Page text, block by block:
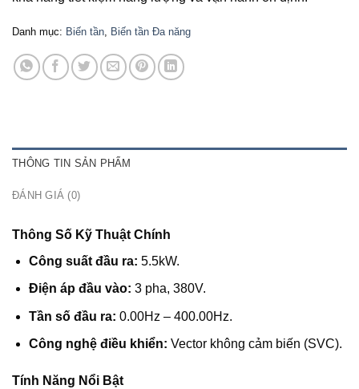
Danh mục: Biến tần Biến tần Đa năng
THÔNG TIN SẢN PHẨM
ĐÁNH GIÁ (0)
Thông Số Kỹ Thuật Chính
Công suất đầu ra: 5.5kW.
Điện áp đầu vào: 3 pha, 380V.
Tần số đầu ra: 0.00Hz – 400.00Hz.
Công nghệ điều khiển: Vector không cảm biến (SVC).
Tính Năng Nổi Bật